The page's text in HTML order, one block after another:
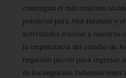
contengan el más mínimo
potencial para Jilul Hashem y
actividades traerán a nuestras
la importancia del estudio de
requisito previo para ingresar
de los negocios. Debemos tener